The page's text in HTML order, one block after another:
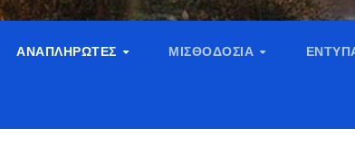
ΑΝΑΠΛΗΡΩΤΈΣ ΜΙΣΘΟΔΟΣΊΑ